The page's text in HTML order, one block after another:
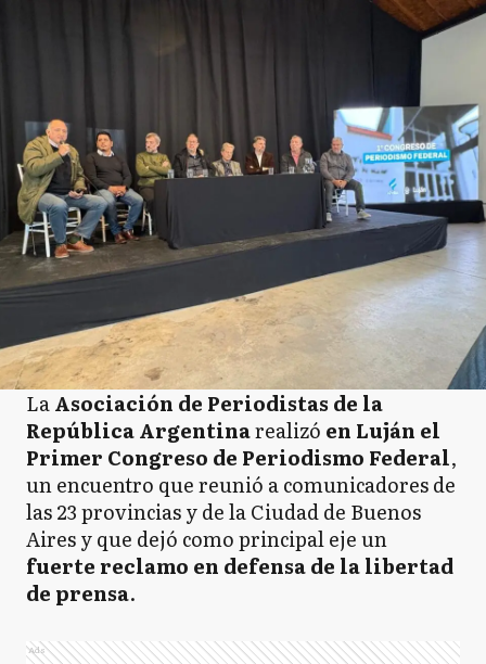
LaAsociación de Periodistas de la
República Argentinarealizó en Luján el
Primer Congreso de Periodismo Federal,
un encuentro que reunió a comunicadores de
las 23 provincias y de la Ciudad de Buenos
Aires y que dejó como principal eje un
fuerte reclamo en defensa de la libertad
de prensa.
Ads